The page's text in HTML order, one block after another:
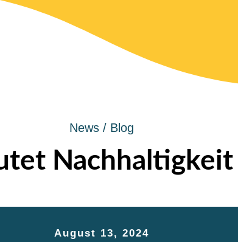
News / Blog
Nachhaltigkeit
August 13, 2024